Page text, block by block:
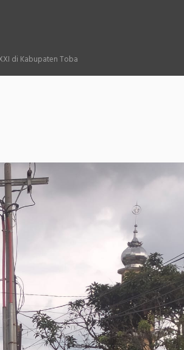
di Kabupaten Toba